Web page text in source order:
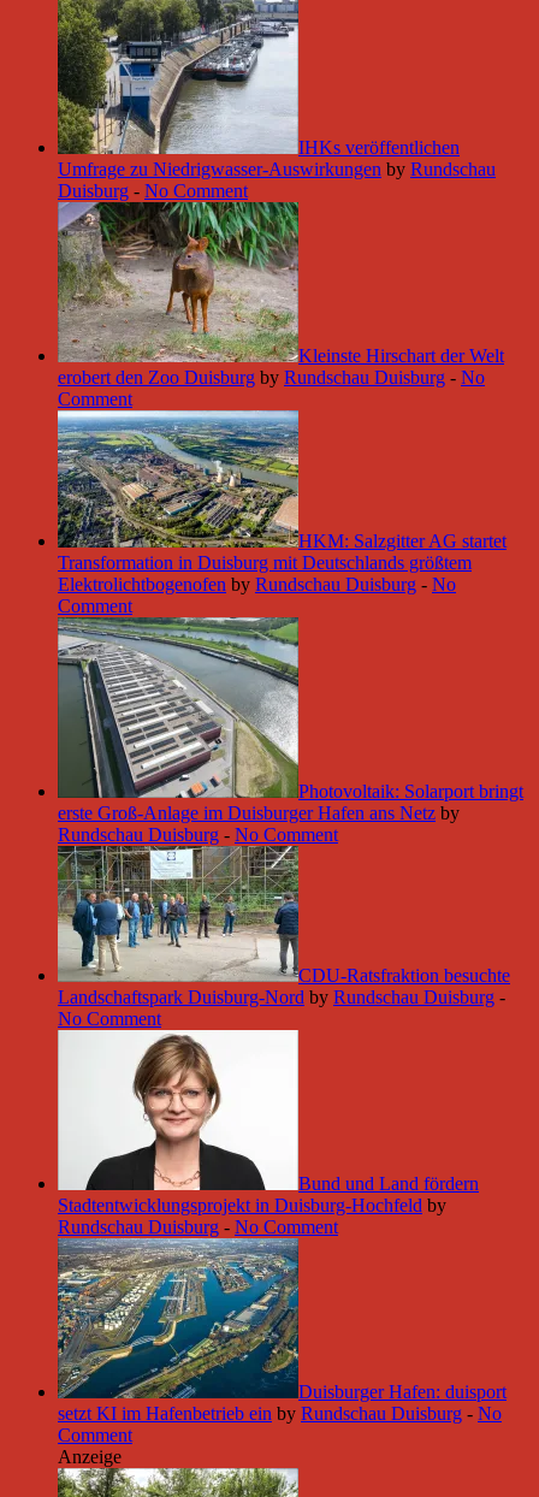
IHKs veröffentlichen
Umfrage zu Niedrigwasser-Auswirkungen by Rundschau
Duisburg - No Comment
Kleinste Hirschart der Welt
erobert den Zoo Duisburg by Rundschau Duisburg - No
Comment
HKM: Salzgitter AG startet
Transformation in Duisburg mit Deutschlands größtem
Elektrolichtbogenofen by Rundschau Duisburg - No
Comment
Photovoltaik: Solarport bringt
erste Groß-Anlage im Duisburger Hafen ans Netz by
Rundschau Duisburg - No Comment
CDU-Ratsfraktion besuchte
Landschaftspark Duisburg-Nord by Rundschau Duisburg -
No Comment
Bund und Land fördern
Stadtentwicklungsprojekt in Duisburg-Hochfeld by
Rundschau Duisburg - No Comment
Duisburger Hafen: duisport
setzt KI im Hafenbetrieb ein by Rundschau Duisburg - No
Comment
Anzeige